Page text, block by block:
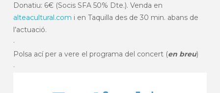
Donatiu: 6€ (Socis SFA 50% Dte.). Venda en
alteacultural.com i en Taquilla des de 30 min. abans de
l’actuació.
·
Polsa ací per a vere el programa del concert (en breu)
·